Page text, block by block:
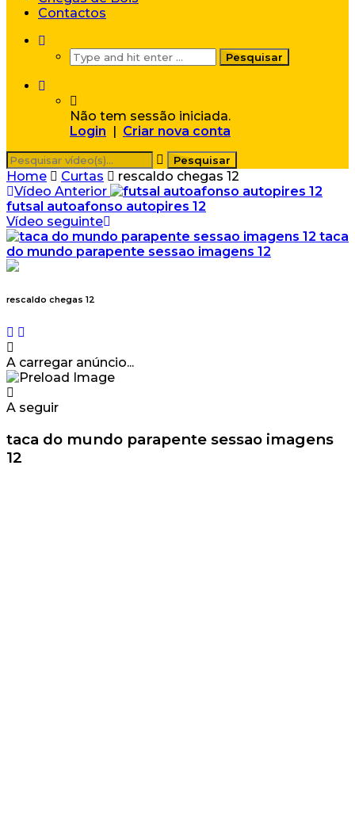
Contactos
Não tem sessão iniciada.
Login
Criar nova conta
Home Curtas
rescaldo chegas 12
Vídeo Anterior
futsal autoafonso autopires 12
Vídeo seguinte
taca
do mundo parapente sessao imagens 12
rescaldo chegas 12
A carregar anúncio...
A seguir
taca do mundo parapente sessao imagens
12